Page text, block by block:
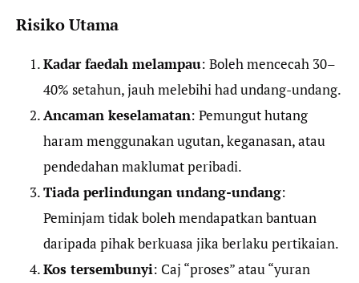
Risiko Utama
Kadar faedah melampau: Boleh mencecah 30–
40% setahun, jauh melebihi had undang-undang.
Ancaman keselamatan: Pemungut hutang
haram menggunakan ugutan, keganasan, atau
pendedahan maklumat peribadi.
Tiada perlindungan undang-undang:
Peminjam tidak boleh mendapatkan bantuan
daripada pihak berkuasa jika berlaku pertikaian.
Kos tersembunyi: Caj “proses” atau “yuran